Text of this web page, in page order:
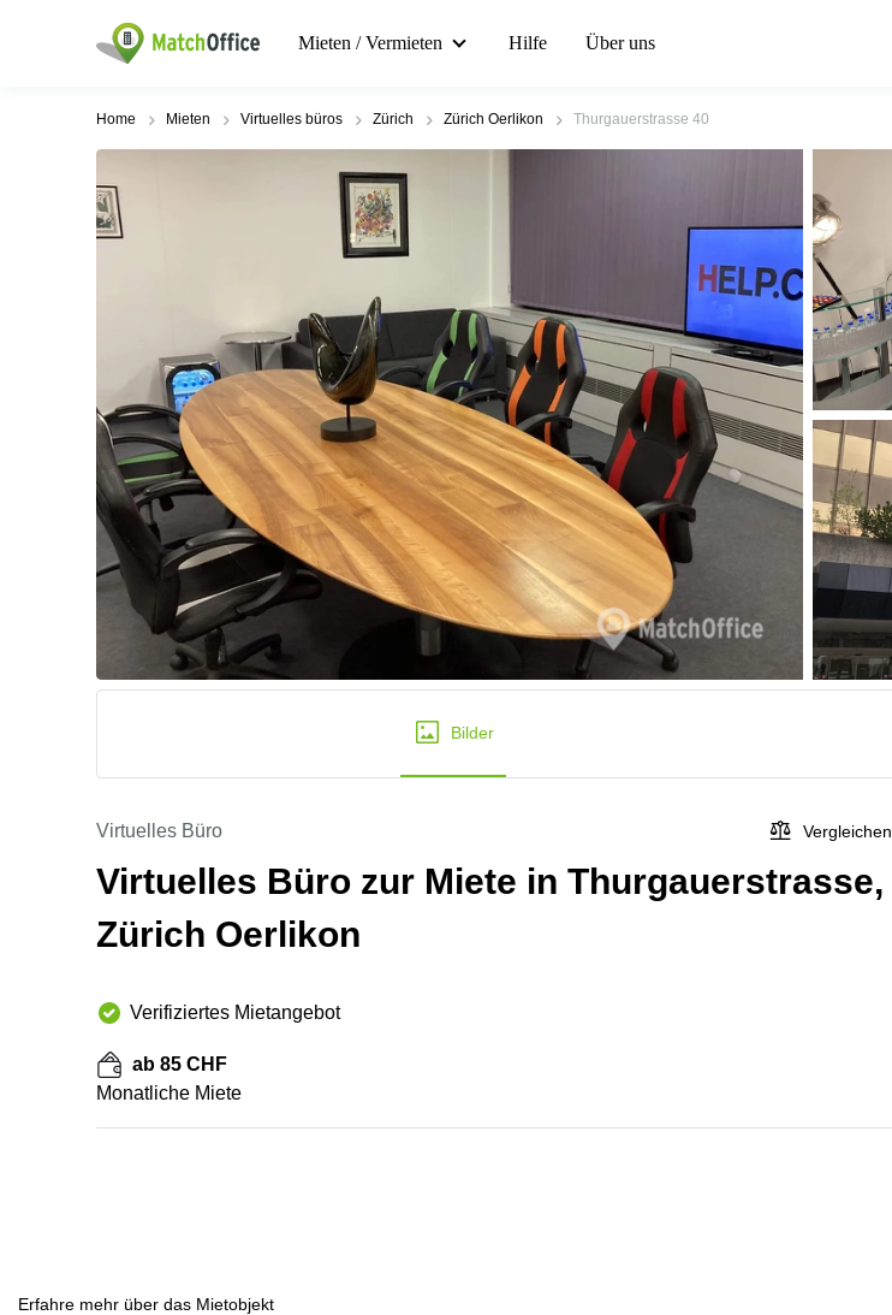
Mieten / Vermieten Hilfe Über uns
Home Mieten Virtuelles büros Zürich Zürich Oerlikon Thurgauerstrasse 40
Bilder
Virtuelles Büro Vergleichen
Virtuelles Büro zur Miete in Thurgauerstrasse,
Zürich Oerlikon
Verifiziertes Mietangebot
ab 85 CHF
Monatliche Miete
Erfahre mehr über das Mietobjekt